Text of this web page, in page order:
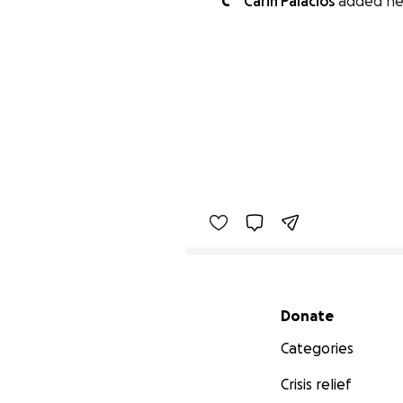
Secondary menu
Donate
Categories
Crisis relief